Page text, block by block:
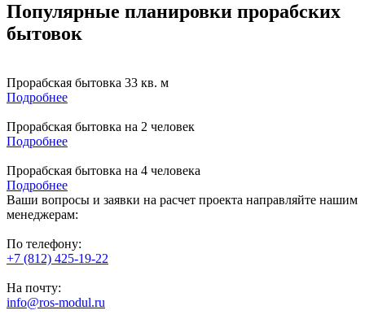
Популярные планировки прорабских
бытовок
Прорабская бытовка 33 кв. м
Подробнее
Прорабская бытовка на 2 человек
Подробнее
Прорабская бытовка на 4 человека
Подробнее
Ваши вопросы и заявки на расчет проекта направляйте нашим
менеджерам:
По телефону:
+7 (812) 425-19-22
На почту:
info@ros-modul.ru